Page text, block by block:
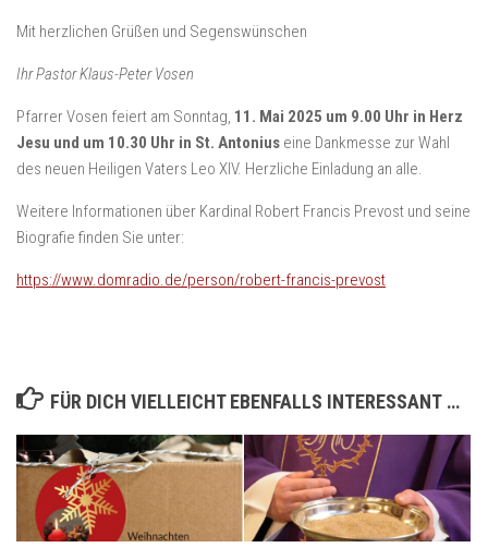
Mit herzlichen Grüßen und Segenswünschen
Ihr Pastor Klaus-Peter Vosen
Pfarrer Vosen feiert am Sonntag, 11. Mai 2025 um 9.00 Uhr in Herz
Jesu und um 10.30 Uhr in St. Antonius eine Dankmesse zur Wahl
des neuen Heiligen Vaters Leo XIV. Herzliche Einladung an alle.
Weitere Informationen über Kardinal Robert Francis Prevost und seine
Biografie finden Sie unter:
https://www.domradio.de/person/robert-francis-prevost
FÜR DICH VIELLEICHT EBENFALLS INTERESSANT …